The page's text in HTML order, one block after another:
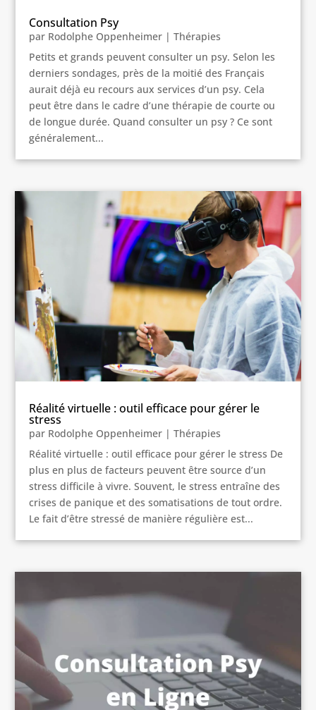
Consultation Psy
par Rodolphe Oppenheimer |Thérapies
Petits et grands peuvent consulter un psy. Selon les
derniers sondages, près de la moitié des Français
aurait déjà eu recours aux services d’un psy. Cela
peut être dans le cadre d’une thérapie de courte ou
de longue durée. Quand consulter un psy ? Ce sont
généralement...
Réalité virtuelle : outil efficace pour gérer le
stress
par Rodolphe Oppenheimer |Thérapies
Réalité virtuelle : outil efficace pour gérer le stress De
plus en plus de facteurs peuvent être source d’un
stress difficile à vivre. Souvent, le stress entraîne des
crises de panique et des somatisations de tout ordre.
Le fait d’être stressé de manière régulière est...